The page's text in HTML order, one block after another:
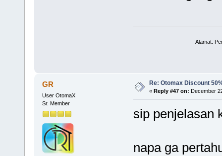
Alamat:
GR
User OtomaX
Sr. Member
Re: Otomax Discount
« Reply #47 on: December
sip penjelasan
napa ga